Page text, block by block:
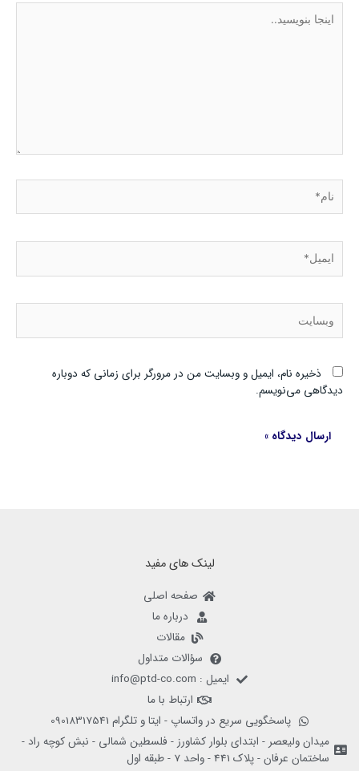
بنویسید..
ذخیره نام، ایمیل و وبسایت من در مرورگر برای زمانی که دوباره
دیدگاهی می‌نویسم.
لینک های مفید
صفحه اصلی
درباره ما
مقالات
سؤالات متداول
ایمیل : info@ptd-co.com
ارتباط با ما
پاسخگویی سریع در واتساپ - ایتا و تلگرام 09018317541
میدان ولیعصر - ابتدای بلوار کشاورز - فلسطین شمالی - نبش کوچه راد -
ساختمان عرفان - پلاک 441 - واحد 7 - طبقه اول